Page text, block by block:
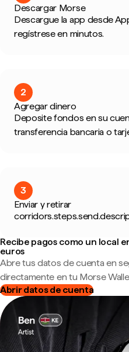
Descargar Morse
Descargue la app desde
regístrese en minutos.
2
Agregar dinero
Deposite fondos en su
transferencia bancaria o
3
Enviar y retirar
Recibe pagos como un local
euros
Abre tus datos de cuenta en
directamente en tu Morse
Abrir datos de cuenta